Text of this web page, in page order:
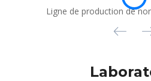
Ligne de production de